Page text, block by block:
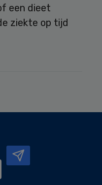
een dieet
ziekte op tijd